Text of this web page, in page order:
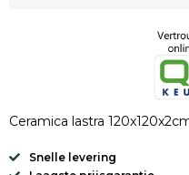
Ceramica lastra
Snelle levering